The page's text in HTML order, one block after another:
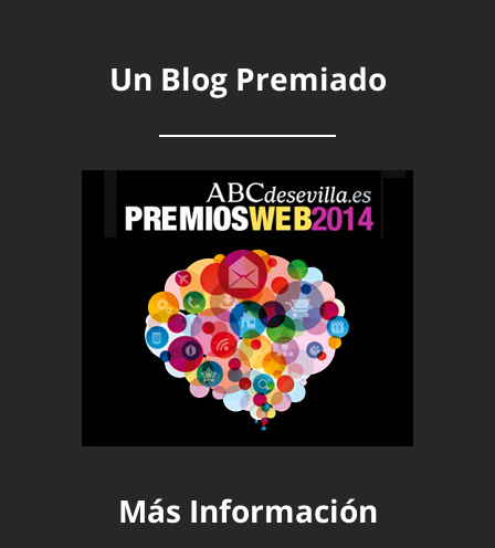
Un Blog Premiado
Más Información